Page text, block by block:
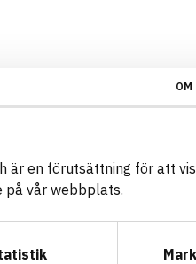
OM
är en förutsättning för att
på vår webbplats.